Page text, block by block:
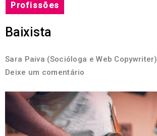
Profissões
Baixista
Sara Paiva (Socióloga e Web Copywriter)
Deixe um comentário